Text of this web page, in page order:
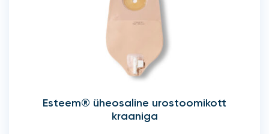
Esteem® üheosaline urostoomikott
kraaniga